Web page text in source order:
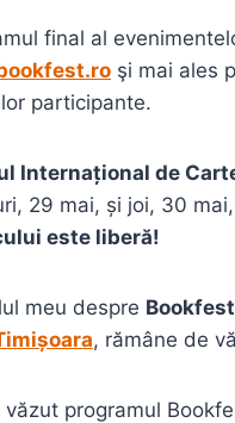
final al
şi mai ales
participante.
Internațional de
29 mai, și joi, 30
este liberă!
meu despre Bookfest
, rămâne de
văzut programul